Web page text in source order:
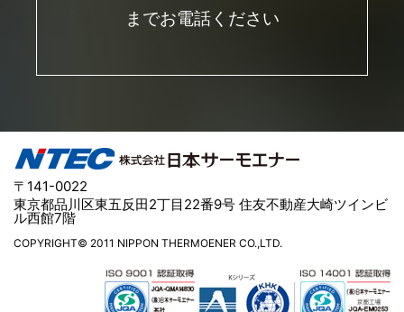
までお電話ください
〒141-0022
東京都品川区東五反田2丁目22番9号 住友不動産大崎ツインビ
ル西館7階
COPYRIGHT© 2011 NIPPON THERMOENER CO.,LTD.